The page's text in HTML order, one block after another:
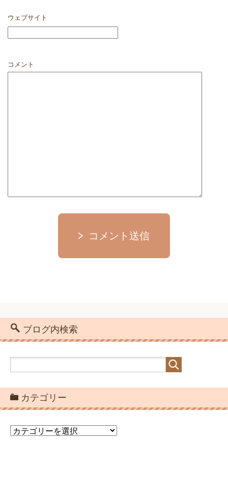
ウェブサイト
コメント
コメント送信
ブログ内検索
カテゴリー
カ